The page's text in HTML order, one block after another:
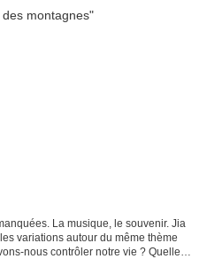
La musique, le souvenir. Jia
variations autour du même thème
nous contrôler notre vie ? Quelle